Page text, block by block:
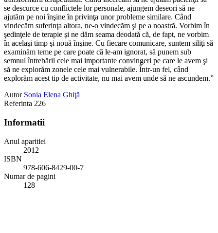
se descurce cu conflictele lor personale, ajungem deseori să ne
ajutăm pe noi înşine în privinţa unor probleme similare. Când
vindecăm suferinţa altora, ne-o vindecăm şi pe a noastră. Vorbim în
şedinţele de terapie şi ne dăm seama deodată că, de fapt, ne vorbim
în acelaşi timp şi nouă înşine. Cu fiecare comunicare, suntem siliţi să
examinăm teme pe care poate că le-am ignorat, să punem sub
semnul întrebării cele mai importante convingeri pe care le avem şi
să ne explorăm zonele cele mai vulnerabile. Într-un fel, când
explorăm acest tip de activitate, nu mai avem unde să ne ascundem.”
Autor Sonia Elena Ghiţă
Referinta 226
Informatii
Anul aparitiei
2012
ISBN
978-606-8429-00-7
Numar de pagini
128